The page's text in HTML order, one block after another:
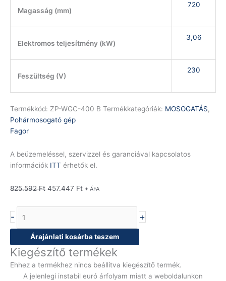
Magasság (mm)
720
Elektromos teljesítmény (kW)
3,06
Feszültség (V)
230
Termékkód: ZP-WGC-400 B Termékkategóriák: MOSOGATÁS,
Pohármosogató gép
Fagor
A beüzemeléssel, szervizzel és garanciával kapcsolatos
információk ITT érhetők el.
825.592Ft 457.447 Ft + ÁFA
- +
Árajánlati kosárba teszem
Kiegészítő termékek
Ehhez a termékhez nincs beállítva kiegészítő termék.
A jelenlegi instabil euró árfolyam miatt a weboldalunkon